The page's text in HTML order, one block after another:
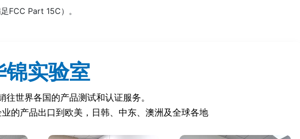
FCC Part 15C）。
Part 15B）。
锦实验室
往世界各国的产品测试和认证服务。
的产品出口到欧美，日韩、中东、澳洲及全球各地